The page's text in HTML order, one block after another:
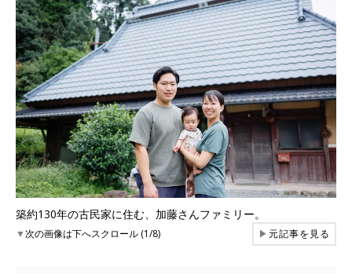
築約130年の古民家に住む、加藤さんファミリー。
▼次の画像は下へスクロール (1/8) ▶元記事を見る